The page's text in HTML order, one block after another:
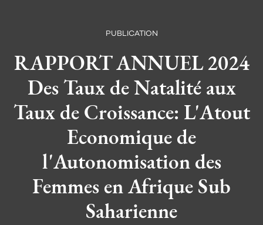
PUBLICATION
RAPPORT ANNUEL 2024
Des Taux de Natalité aux
Taux de Croissance: L'Atout
Economique de
l'Autonomisation des
Femmes en Afrique Sub
Saharienne